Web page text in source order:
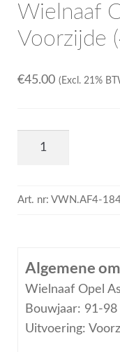
Wielnaaf
Voorzijde
€45.00 (Excl. 21%
Art. nr: VWN.AF4-
Algemene
Wielnaaf Opel
Bouwjaar: 91-98
Uitvoering: